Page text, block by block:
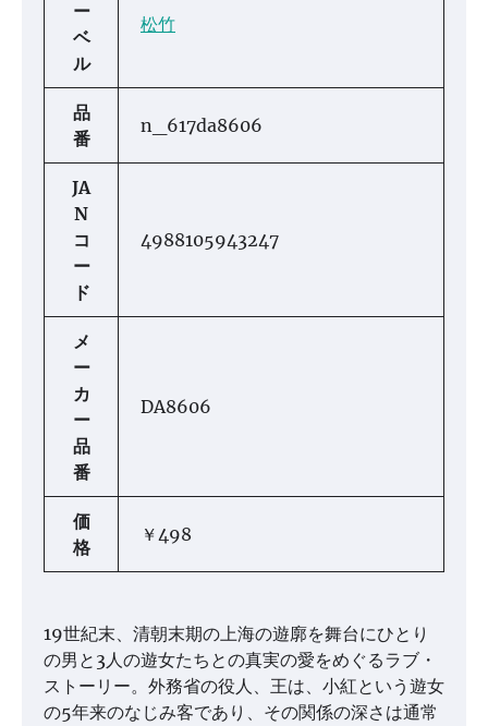
ー
ベ
ル
松竹
品
番
n_617da8606
JA
N
コ
ー
ド
4988105943247
メ
ー
カ
ー
品
番
DA8606
価
格
￥498
19世紀末、清朝末期の上海の遊廓を舞台にひとり
の男と3人の遊女たちとの真実の愛をめぐるラブ・
ストーリー。外務省の役人、王は、小紅という遊女
の5年来のなじみ客であり、その関係の深さは通常